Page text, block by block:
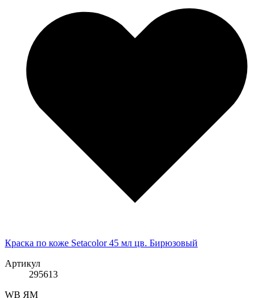
Краска по коже Setacolor 45 мл цв. Бирюзовый
Артикул
295613
WB ЯМ